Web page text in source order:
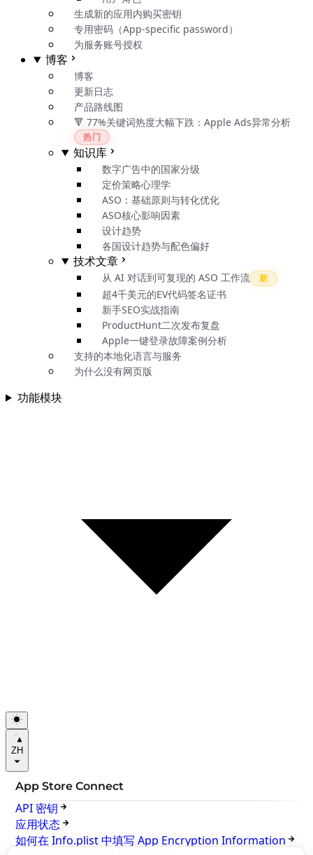
生成新的应用内购买密钥
专用密码（App-specific password）
为服务账号授权
博客
博客
更新日志
产品路线图
🔻 77%关键词热度大幅下跌：Apple Ads异常分析
热门
知识库
数字广告中的国家分级
定价策略心理学
ASO：基础原则与转化优化
ASO核心影响因素
设计趋势
各国设计趋势与配色偏好
技术文章
从 AI 对话到可复现的 ASO 工作流 新
超4千美元的EV代码签名证书
新手SEO实战指南
ProductHunt二次发布复盘
Apple一键登录故障案例分析
支持的本地化语言与服务
为什么没有网页版
功能模块
ZH
App Store Connect
API 密钥
应用状态
如何在 Info.plist 中填写 App Encryption Information